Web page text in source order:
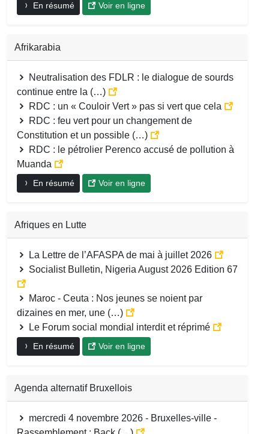
En résumé Voir en ligne
Afrikarabia
Neutralisation des FDLR : le dialogue de sourds
continue entre la (…)
RDC : un « Couloir Vert » pas si vert que cela
RDC : feu vert pour un changement de
Constitution et un possible (…)
RDC : le pétrolier Perenco accusé de pollution à
Muanda
En résumé Voir en ligne
Afriques en Lutte
La Lettre de l’AFASPA de mai à juillet 2026
Socialist Bulletin, Nigeria August 2026 Edition 67
Maroc - Ceuta : Nos jeunes se noient par
dizaines en mer, une (…)
Le Forum social mondial interdit et réprimé
En résumé Voir en ligne
Agenda alternatif Bruxellois
mercredi 4 novembre 2026 - Bruxelles-ville -